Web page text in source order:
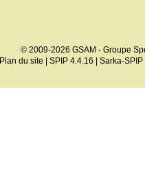
© 2009-2026 GSAM - Groupe
Plan du site
SPIP 4.4.16 Sarka-SPIP